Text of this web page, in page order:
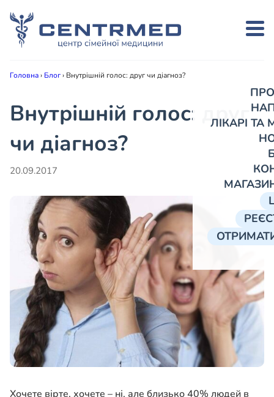
ЛІКАРІ
Головна› Блог› Внутрішній голос: друг чи діагноз?
Внутрішній голос: друг
чи діагноз?
20.09.2017
Хочете вірте, хочете – ні, але близько 40% людей в